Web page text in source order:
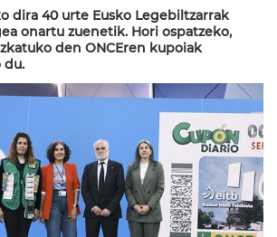
dira 40 urte Eusko Legebiltzarrak
onartu zuenetik. Hori ospatzeko,
den ONCEren kupoiak
du.